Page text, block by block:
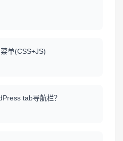
单(CSS+JS)
tab导航栏？